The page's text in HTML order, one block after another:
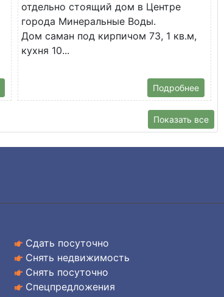
отдельно стоящий дом в Центре
города Минеральные Воды.
Дом саман под кирпичом 73, 1 кв.м,
кухня 10...
Подробнее
Показать все
Сдать посуточно
Снять недвижимость
Снять посуточно
Спецпредложения